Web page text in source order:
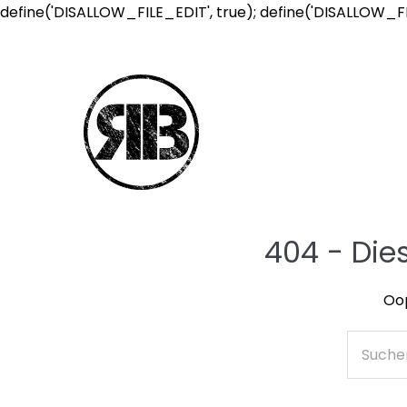
define('DISALLOW_FILE_EDIT', true);
404 -
nach: